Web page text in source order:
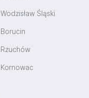
Śląski